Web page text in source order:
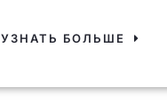
УЗНАТЬ БОЛЬШЕ